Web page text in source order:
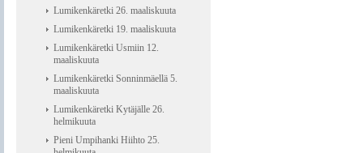
Lumikenkäretki 26. maaliskuuta
Lumikenkäretki 19. maaliskuuta
Lumikenkäretki Usmiin 12.
maaliskuuta
Lumikenkäretki Sonninmäellä 5.
maaliskuuta
Lumikenkäretki Kytäjälle 26.
helmikuuta
Pieni Umpihanki Hiihto 25.